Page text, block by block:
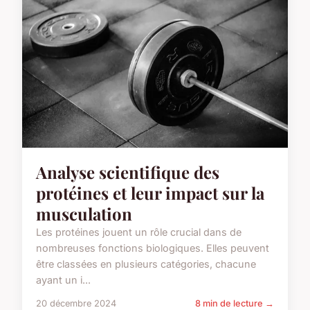
Analyse scientifique des
protéines et leur impact sur la
musculation
Les protéines jouent un rôle crucial dans de
nombreuses fonctions biologiques. Elles peuvent
être classées en plusieurs catégories, chacune
ayant un i...
20 décembre 2024 8 min de lecture →